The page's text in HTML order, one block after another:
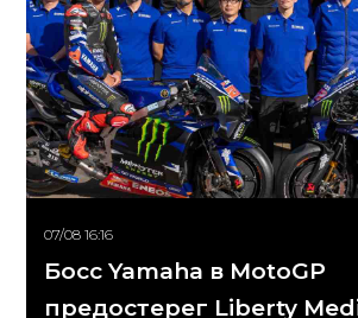
07/08 16:16
Босс Yamaha в MotoGP
предостерег Liberty